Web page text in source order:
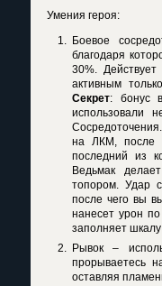
Умения героя:
Боевое
благодаря
30%.
активным
Секрет: бонус
использовали
на ЛКМ, после
последний из
Ведьмак
топором. Удар
после чего вы
нанесет урон
заполняет
Рывок –
прорываетесь
оставляя